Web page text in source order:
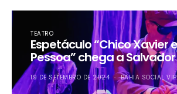
TEATRO
Espetáculo “Chico Xavier
Pessoa” chega a Salvador
19 DE SETEMBRO DE 2024 BAHIA SOCIAL VIP